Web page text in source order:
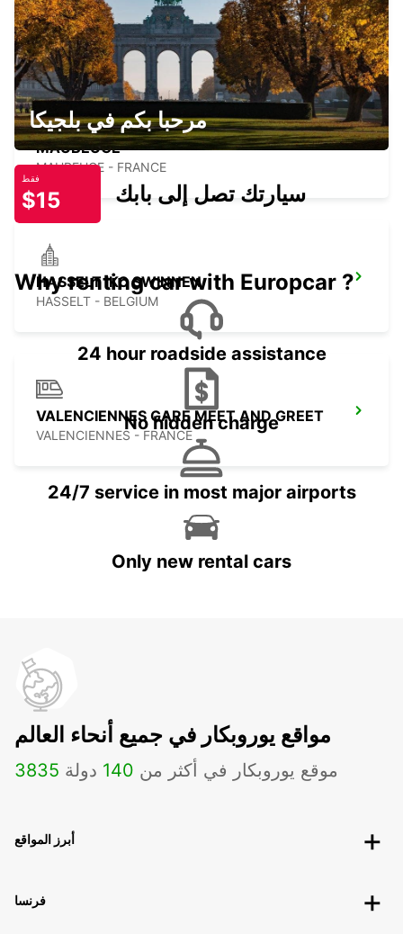
MAUBEUGE GARE MEET AND GREET
MAUBEUGE - FRANCE
MAUBEUGE
MAUBEUGE - FRANCE
HASSELT IKC SWINNEN
HASSELT - BELGIUM
VALENCIENNES GARE MEET AND GREET
VALENCIENNES - FRANCE
مرحبا بكم في بلجيكا
فقط
$15 سيارتك تصل إلى بابك
Why renting car with Europcar ?
24 hour roadside assistance
No hidden charge
24/7 service in most major airports
Only new rental cars
مواقع يوروبكار في جميع أنحاء العالم
3835 موقع يوروبكار في أكثر من 140 دولة
أبرز المواقع
فرنسا